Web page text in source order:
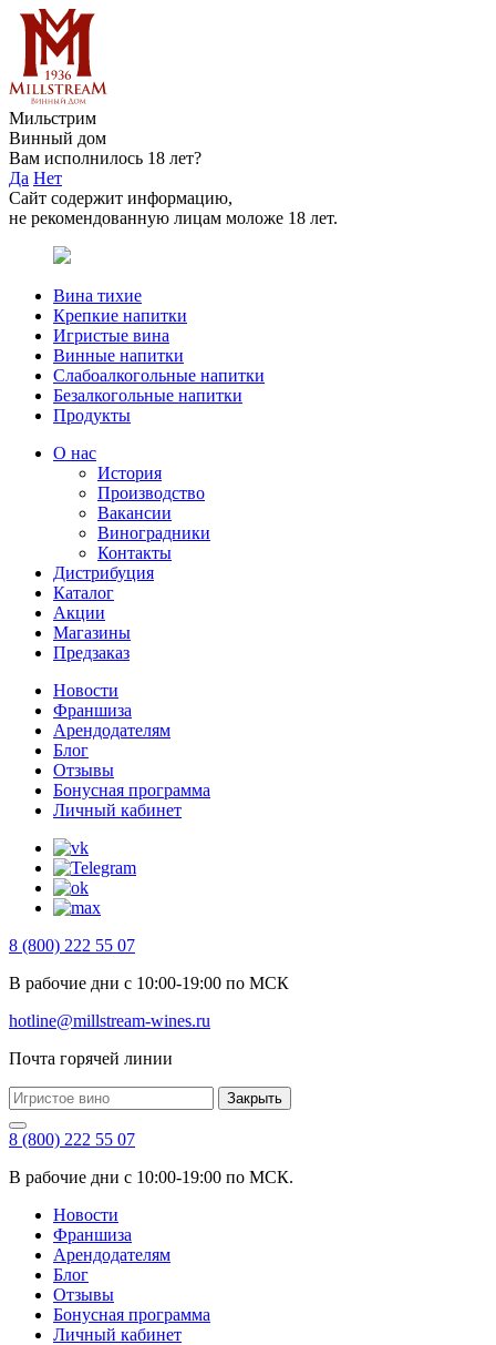
Мильстрим
Винный дом
Вам исполнилось 18 лет?
Да Нет
Сайт содержит информацию,
не рекомендованную лицам моложе 18 лет.
Вина тихие
Крепкие напитки
Игристые вина
Винные напитки
Слабоалкогольные напитки
Безалкогольные напитки
Продукты
О нас
История
Производство
Вакансии
Виноградники
Контакты
Дистрибуция
Каталог
Акции
Магазины
Предзаказ
Новости
Франшиза
Арендодателям
Блог
Отзывы
Бонусная программа
Личный кабинет
8 (800) 222 55 07
В рабочие дни с 10:00-19:00 по МСК
hotline@millstream-wines.ru
Почта горячей линии
Закрыть
8 (800) 222 55 07
В рабочие дни с 10:00-19:00 по МСК.
Новости
Франшиза
Арендодателям
Блог
Отзывы
Бонусная программа
Личный кабинет